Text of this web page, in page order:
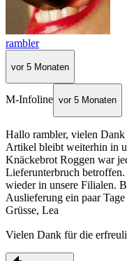
rambler
vor 5 Monaten
M-Infoline vor 5 Monaten
Hallo rambler, vielen
Artikel bleibt weiterhin in
Knäckebrot Roggen war
Lieferunterbruch
wieder in unsere Filialen.
Auslieferung ein paar
Grüsse, Lea
Vielen Dank für die